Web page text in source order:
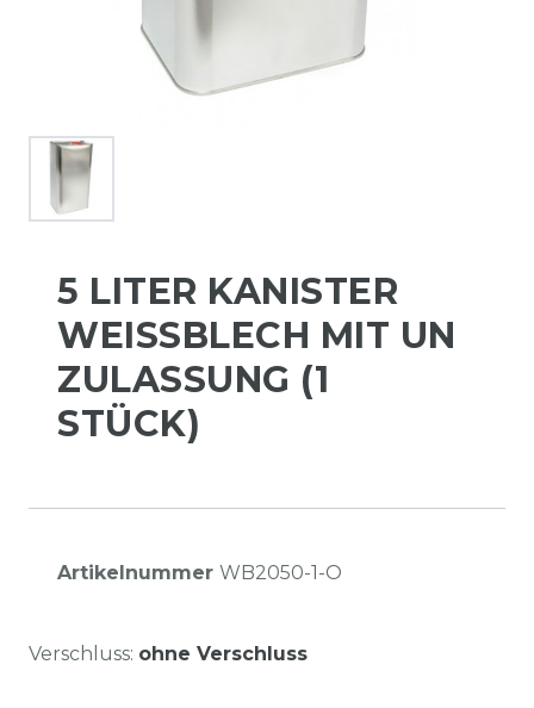
5 LITER KANISTER
WEISSBLECH MIT UN Z
ULASSUNG (1 S
TÜCK)
Artikelnummer WB2050-1-O
Verschluss: ohne Verschluss